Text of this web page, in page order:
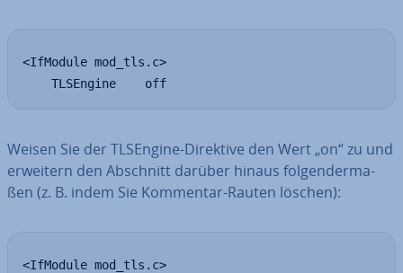
<IfModule mod_tls.c>
    TLSEngine    off
Weisen Sie der TLSEngine-Direktive den Wert „on“ zu und
erweitern den Abschnitt darüber hinaus fol­gen­der­ma­
ßen (z. B. indem Sie Kommentar-Rauten löschen):
<IfModule mod_tls.c>